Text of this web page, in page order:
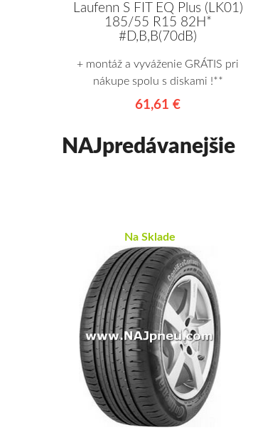
Laufenn S FIT EQ Plus (LK01)
185/55 R15 82H*
#D,B,B(70dB)
+ montáž a vyváženie GRÁTIS pri
nákupe spolu s diskami !**
61,61 €
NAJpredávanejšie
Na Sklade